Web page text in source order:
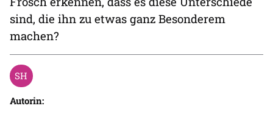
sind, die ihn zu etwas ganz Besonderem
machen?
Autorin: